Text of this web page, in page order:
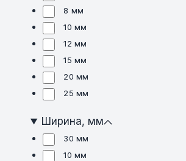
8 мм
10 мм
12 мм
15 мм
20 мм
25 мм
Ширина, мм
30 мм
10 мм